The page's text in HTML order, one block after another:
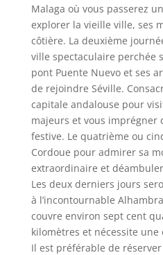
Malaga où vous passerez
explorer la vieille ville, ses
côtière. La deuxième
ville spectaculaire perchée
pont Puente Nuevo et ses
de rejoindre Séville.
capitale andalouse pour
majeurs et vous imprégner
festive. Le quatrième ou
Cordoue pour admirer sa
extraordinaire et
Les deux derniers jours
à l’incontournable
couvre environ sept cent
kilomètres et nécessite
Il est préférable de réserver